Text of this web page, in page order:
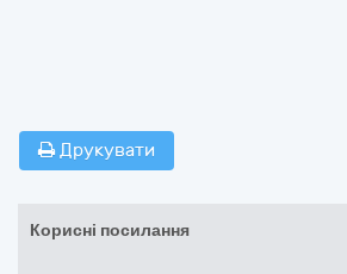
Друкувати
Корисні посилання